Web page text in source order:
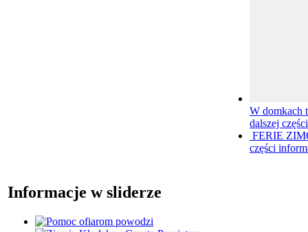
W domkach
dalszej
FERIE
części
Informacje w sliderze